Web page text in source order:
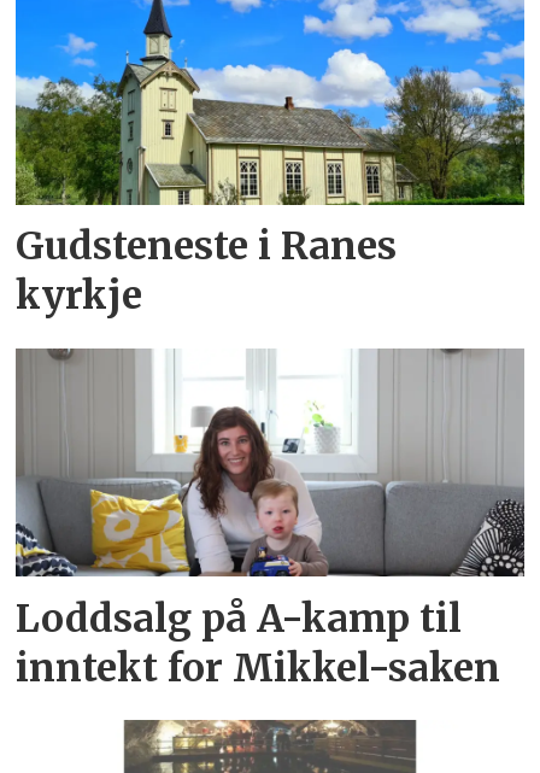
Gudsteneste i Ranes
kyrkje
Loddsalg på A-kamp til
inntekt for Mikkel-saken